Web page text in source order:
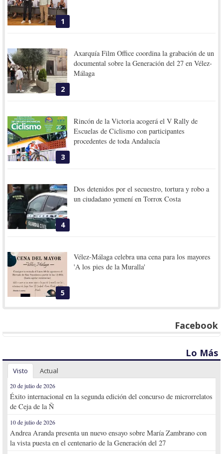
1
2
Axarquía Film Office coordina la grabación de un
documental sobre la Generación del 27 en Vélez-
Málaga
3
Rincón de la Victoria acogerá el V Rally de
Escuelas de Ciclismo con participantes
procedentes de toda Andalucía
4
Dos detenidos por el secuestro, tortura y robo a
un ciudadano yemení en Torrox Costa
5
Vélez-Málaga celebra una cena para los mayores
'A los pies de la Muralla'
Facebook
Lo Más
Visto Actual
20 de julio de 2026
Éxito internacional en la segunda edición del concurso de microrrelatos
de Ceja de la Ñ
10 de julio de 2026
Andrea Aranda presenta un nuevo ensayo sobre María Zambrano con
la vista puesta en el centenario de la Generación del 27